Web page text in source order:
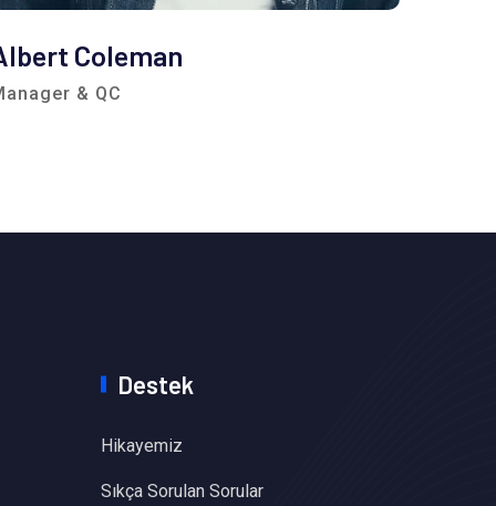
Coleman
& QC
Destek
Hikayemiz
Sıkça Sorulan Sorular